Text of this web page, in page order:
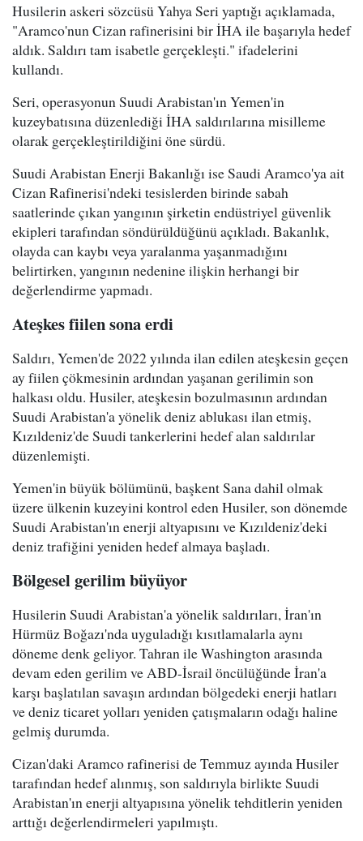
Husilerin askeri sözcüsü Yahya Seri yaptığı açıklamada,
"Aramco'nun Cizan rafinerisini bir İHA ile başarıyla hedef
aldık. Saldırı tam isabetle gerçekleşti." ifadelerini
kullandı.
Seri, operasyonun Suudi Arabistan'ın Yemen'in
kuzeybatısına düzenlediği İHA saldırılarına misilleme
olarak gerçekleştirildiğini öne sürdü.
Suudi Arabistan Enerji Bakanlığı ise Saudi Aramco'ya ait
Cizan Rafinerisi'ndeki tesislerden birinde sabah
saatlerinde çıkan yangının şirketin endüstriyel güvenlik
ekipleri tarafından söndürüldüğünü açıkladı. Bakanlık,
olayda can kaybı veya yaralanma yaşanmadığını
belirtirken, yangının nedenine ilişkin herhangi bir
değerlendirme yapmadı.
Ateşkes fiilen sona erdi
Saldırı, Yemen'de 2022 yılında ilan edilen ateşkesin geçen
ay fiilen çökmesinin ardından yaşanan gerilimin son
halkası oldu. Husiler, ateşkesin bozulmasının ardından
Suudi Arabistan'a yönelik deniz ablukası ilan etmiş,
Kızıldeniz'de Suudi tankerlerini hedef alan saldırılar
düzenlemişti.
Yemen'in büyük bölümünü, başkent Sana dahil olmak
üzere ülkenin kuzeyini kontrol eden Husiler, son dönemde
Suudi Arabistan'ın enerji altyapısını ve Kızıldeniz'deki
deniz trafiğini yeniden hedef almaya başladı.
Bölgesel gerilim büyüyor
Husilerin Suudi Arabistan'a yönelik saldırıları, İran'ın
Hürmüz Boğazı'nda uyguladığı kısıtlamalarla aynı
döneme denk geliyor. Tahran ile Washington arasında
devam eden gerilim ve ABD-İsrail öncülüğünde İran'a
karşı başlatılan savaşın ardından bölgedeki enerji hatları
ve deniz ticaret yolları yeniden çatışmaların odağı haline
gelmiş durumda.
Cizan'daki Aramco rafinerisi de Temmuz ayında Husiler
tarafından hedef alınmış, son saldırıyla birlikte Suudi
Arabistan'ın enerji altyapısına yönelik tehditlerin yeniden
arttığı değerlendirmeleri yapılmıştı.